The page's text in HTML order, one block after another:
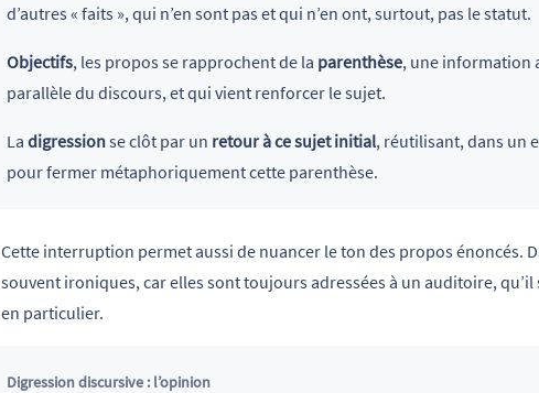
d’autres « faits », qui n’en sont pas et qui n’en ont, surtout, pas le statut.
Objectifs, les propos se rapprochent de la parenthèse, une information
parallèle du discours, et qui vient renforcer le sujet.
La digressionse clôt par un retour à ce sujet initial, réutilisant, dans un
pour fermer métaphoriquement cette parenthèse.
Cette interruption permet aussi de nuancer le ton des propos énoncés.
souvent ironiques, car elles sont toujours adressées à un auditoire,
en particulier.
Digression discursive : l’opinion